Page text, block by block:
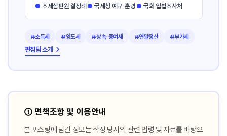
● 조세심판원 결정례 ● 국세청 예규·훈령● 국회 입법조사처
#소득세 #양도세 #상속·증여세 #연말정산 #부가세
편집팀 소개 →
⚠️ 면책조항 및 이용안내
본 포스팅에 담긴 정보는 작성 당시의 관련 법령 및 자료를 바탕으